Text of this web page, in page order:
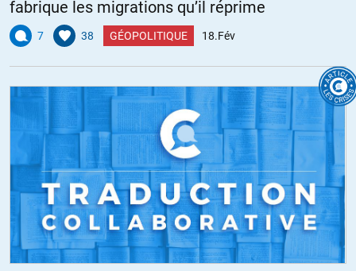
fabrique les migrations qu’il réprime
7 38 GÉOPOLITIQUE 18.Fév